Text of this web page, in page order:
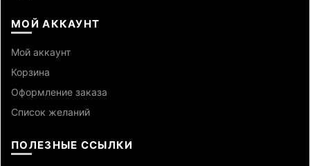
МОЙ АККАУНТ
Мой аккаунт
Корзина
Оформление заказа
Список желаний
ПОЛЕЗНЫЕ ССЫЛКИ